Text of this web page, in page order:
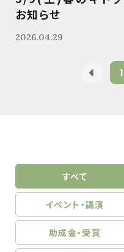
お知らせ
2026.04.29
1
すべて
イベント・講演
助成金・受賞